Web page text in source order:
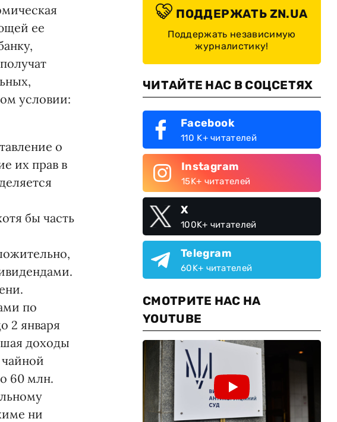
ее
условии:
о
их прав в
бы часть
по
2 января
доходы
60 млн.
ни
ПОДДЕРЖАТЬ ZN.UA
Поддержать независимую
журналистику!
ЧИТАЙТЕ НАС В СОЦСЕТЯХ
Facebook
110 K+ читателей
Instagram
15K+ читателей
X
100K+ читателей
Telegram
60K+ читателей
СМОТРИТЕ НАС НА
YOUTUBE